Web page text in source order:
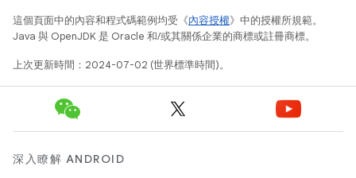
這個頁面中的內容和程式碼範例均受《內容授權》中的授權所規範。
Java 與 OpenJDK 是 Oracle 和/或其關係企業的商標或註冊商標。
上次更新時間：2024-07-02 (世界標準時間)。
深入瞭解 ANDROID